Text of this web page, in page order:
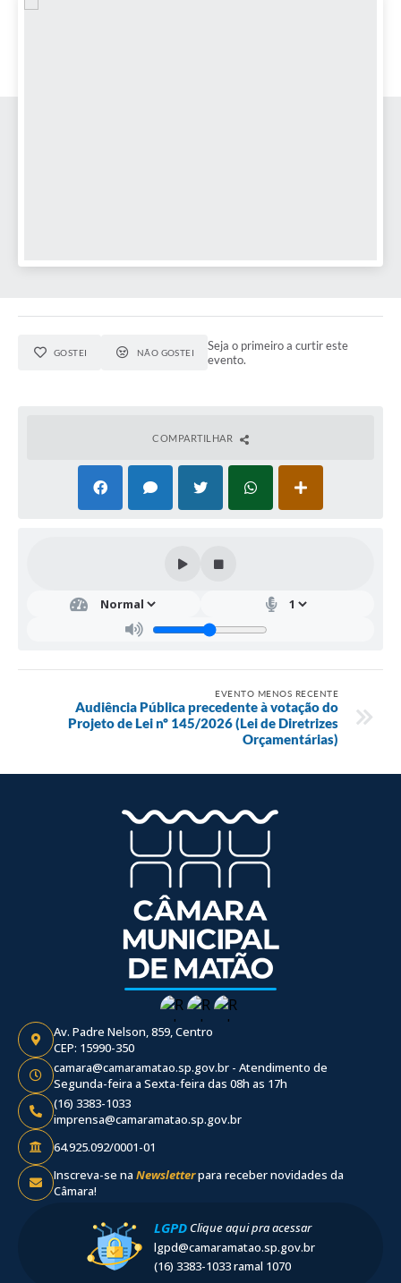
GOSTEI NÃO GOSTEI
Seja o primeiro a curtir este
evento.
COMPARTILHAR
EVENTO MENOS RECENTE
Audiência Pública precedente à votação do
Projeto de Lei nº 145/2026 (Lei de Diretrizes
Orçamentárias)
Av. Padre Nelson, 859, Centro
CEP: 15990-350
(16) 3383-1033
imprensa@camaramatao.sp.gov.br
camara@camaramatao.sp.gov.br - Atendimento de
Segunda-feira a Sexta-feira das 08h as 17h
64.925.092/0001-01
Inscreva-se na Newsletterpara receber novidades da
Câmara!
LGPD Clique aqui pra acessar
lgpd@camaramatao.sp.gov.br
(16) 3383-1033 ramal 1070